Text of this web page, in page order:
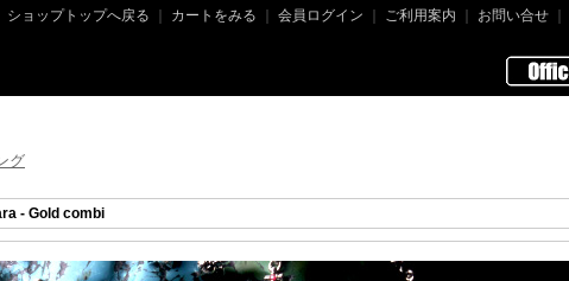
ショップトップへ戻る カートをみる 会員ログイン ご利用案内 お問い合せ
グ
- Gold combi